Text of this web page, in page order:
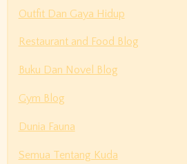
Outfit Dan Gaya Hidup
Restaurant and Food Blog
Buku Dan Novel Blog
Gym Blog
Dunia Fauna
Semua Tentang Kuda